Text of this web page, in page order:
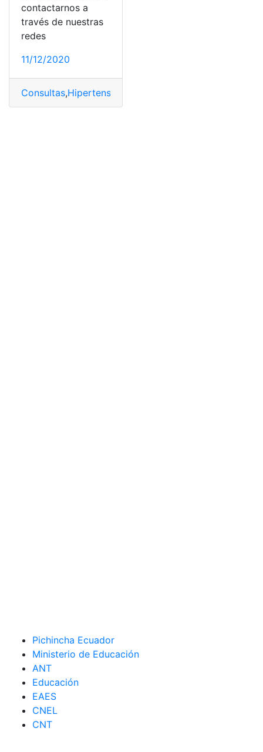
contactarnos a
través de nuestras
redes
11/12/2020
Consultas,Hipertensión
Pichincha Ecuador
Ministerio de Educación
ANT
Educación
EAES
CNEL
CNT